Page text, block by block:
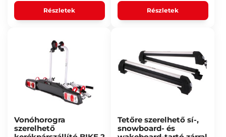
Részletek Részletek
Vonóhorogra
szerelhető
Tetőre szerelhető sí-,
snowboard- és